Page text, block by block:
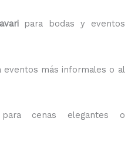
para bodas y eventos
eventos más informales o al
cenas elegantes o